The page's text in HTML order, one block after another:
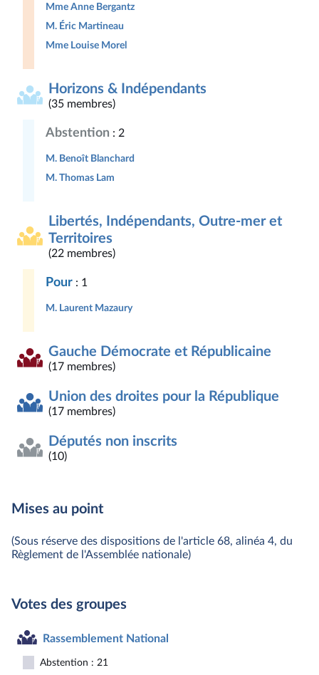
Mme Anne Bergantz
M. Éric Martineau
Mme Louise Morel
Horizons & Indépendants
(35 membres)
Abstention : 2
M. Benoît Blanchard
M. Thomas Lam
Libertés, Indépendants, Outre-mer et
Territoires
(22 membres)
Pour : 1
M. Laurent Mazaury
Gauche Démocrate et Républicaine
(17 membres)
Union des droites pour la République
(17 membres)
Députés non inscrits
(10)
Mises au point
(Sous réserve des dispositions de l'article 68, alinéa 4, du
Règlement de l'Assemblée nationale)
Votes des groupes
Rassemblement National
Abstention : 21